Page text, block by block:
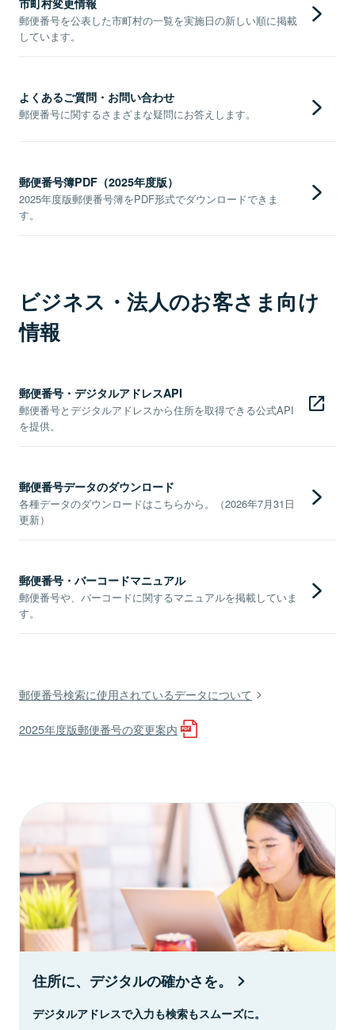
市町村変更情報
郵便番号を公表した市町村の一覧を実施日の新しい順に掲載
しています。
よくあるご質問・お問い合わせ
郵便番号に関するさまざまな疑問にお答えします。
郵便番号簿PDF（2025年度版）
2025年度版郵便番号簿をPDF形式でダウンロードできま
す。
ビジネス・法人のお客さま向け
情報
郵便番号・デジタルアドレスAPI
郵便番号とデジタルアドレスから住所を取得できる公式API
を提供。
郵便番号データのダウンロード
各種データのダウンロードはこちらから。（2026年7月31日
更新）
郵便番号・バーコードマニュアル
郵便番号や、バーコードに関するマニュアルを掲載していま
す。
郵便番号検索に使用されているデータについて
2025年度版郵便番号の変更案内
住所に、デジタルの確かさを。
デジタルアドレスで入力も検索もスムーズに。